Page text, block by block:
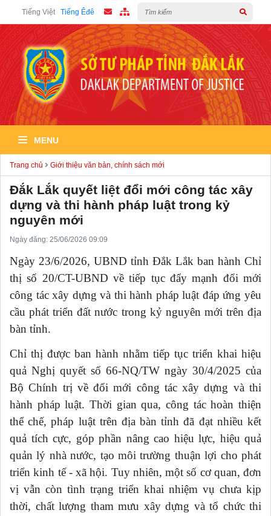
Tiếng Việt Tiếng Êđê
MENU
Trang chủ Giới thiệu văn bản, chính sách mới
Đắk Lắk quyết liệt đổi mới công tác xây
dựng và thi hành pháp luật trong kỷ
nguyên mới
Ngày đăng: 25/06/2026 09:09
Ngày 23/6/2026, UBND tỉnh Đắk Lắk ban hành Chỉ
thị số 20/CT-UBND về tiếp tục đẩy mạnh đổi mới
công tác xây dựng và thi hành pháp luật đáp ứng yêu
cầu phát triển đất nước trong kỷ nguyên mới trên địa
bàn tỉnh.
Chỉ thị được ban hành nhằm tiếp tục triển khai hiệu
quả Nghị quyết số 66-NQ/TW ngày 30/4/2025 của
Bộ Chính trị về đổi mới công tác xây dựng và thi
hành pháp luật. Thời gian qua, công tác hoàn thiện
thể chế, pháp luật trên địa bàn tỉnh đã đạt nhiều kết
quả tích cực, góp phần nâng cao hiệu lực, hiệu quả
quản lý nhà nước, tạo môi trường thuận lợi cho phát
triển kinh tế - xã hội. Tuy nhiên, một số cơ quan, đơn
vị vẫn còn tình trạng triển khai nhiệm vụ chưa kịp
thời, chất lượng tham mưu xây dựng và tổ chức thi